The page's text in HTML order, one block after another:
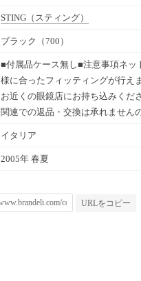
STING （スティング）
ブラック（700）
■付属品ケース無し■注意事項ネッ
様に合ったフィッティングが行え
お近くの眼鏡店にお持ち込みくだ
関連での返品・交換は承れません
イタリア
2005年 春夏
URLをコピー